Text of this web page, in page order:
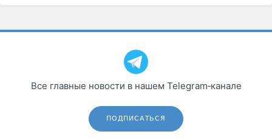
Все главные новости в нашем Telegram‑канале
ПОДПИСАТЬСЯ